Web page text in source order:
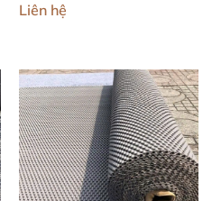
Liên hệ